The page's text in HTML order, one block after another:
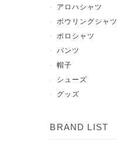
アロハシャツ
ボウリングシャツ
ポロシャツ
パンツ
帽子
シューズ
グッズ
BRAND LIST